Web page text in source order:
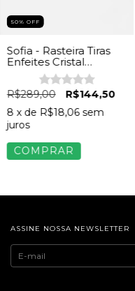
50% OFF
Sofia - Rasteira Tiras
Enfeites Cristal
Feminina Vinil
Transparente
R$289,00
R$144,50
8 x de R$18,06 sem
juros
COMPRAR
ASSINE NOSSA NEWSLETTER